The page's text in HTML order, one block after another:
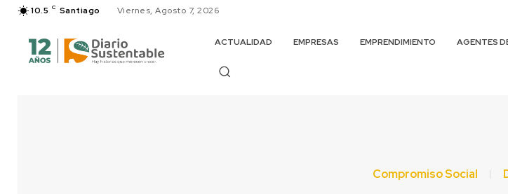
10.5 C Santiago Viernes, Agosto 7, 2026
ACTUALIDAD EMPRESAS EMPRENDIMIENTO AGENTES
Compromiso Social